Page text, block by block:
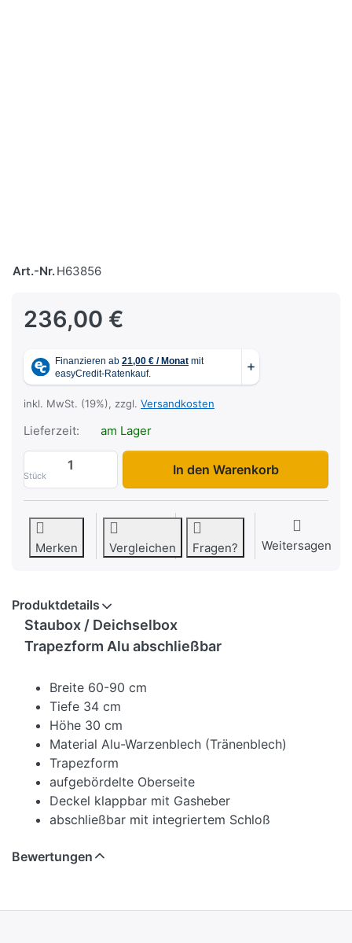
Art.-Nr.H63856
236,00 €
inkl. MwSt. (19%), zzgl. Versandkosten
Lieferzeit: am Lager
Stück
Trapezbox Alu zu 236,00 €, Menge 1.
In den Warenkorb
Merken Vergleichen Fragen? Weitersagen
Produktdetails
Staubox / Deichselbox
Trapezform Alu abschließbar
Breite 60-90 cm
Tiefe 34 cm
Höhe 30 cm
Material Alu-Warzenblech (Tränenblech)
Trapezform
aufgebördelte Oberseite
Deckel klappbar mit Gasheber
abschließbar mit integriertem Schloß
Bewertungen